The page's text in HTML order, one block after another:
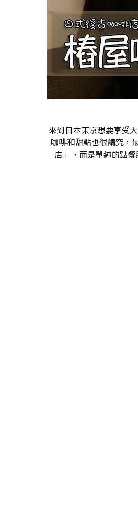
來到日本東京想要享受
咖啡和甜點也很講究，
店」，而是單純的點